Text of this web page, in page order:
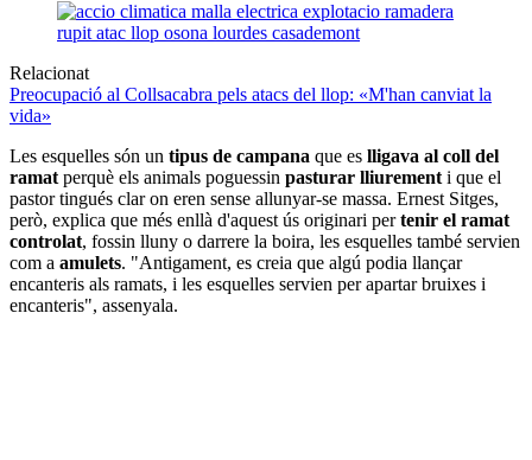
Relacionat
Preocupació al Collsacabra pels atacs del llop: «M'han canviat la
vida»
Les esquelles són un tipus de campana que es lligava al coll del
ramat perquè els animals poguessin pasturar lliurement i que el
pastor tingués clar on eren sense allunyar-se massa. Ernest Sitges,
però, explica que més enllà d'aquest ús originari pertenir el ramat
controlat, fossin lluny o darrere la boira, les esquelles també servien
com a amulets. "Antigament, es creia que algú podia llançar
encanteris als ramats, i les esquelles servien per apartar bruixes i
encanteris", assenyala.